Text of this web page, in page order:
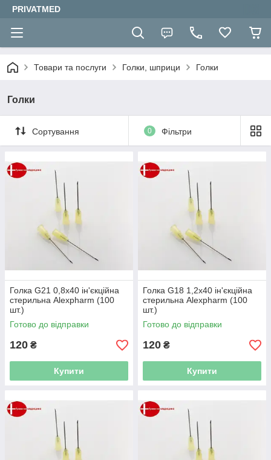
PRIVATMED
Товари та послуги Голки, шприци Голки
Голки
Сортування 0 Фільтри
Голка G21 0,8x40 ін'єкційна
стерильна Alexpharm (100
шт.)
Готово до відправки
120 ₴
Купити
Голка G18 1,2x40 ін'єкційна
стерильна Alexpharm (100
шт.)
Готово до відправки
120 ₴
Купити